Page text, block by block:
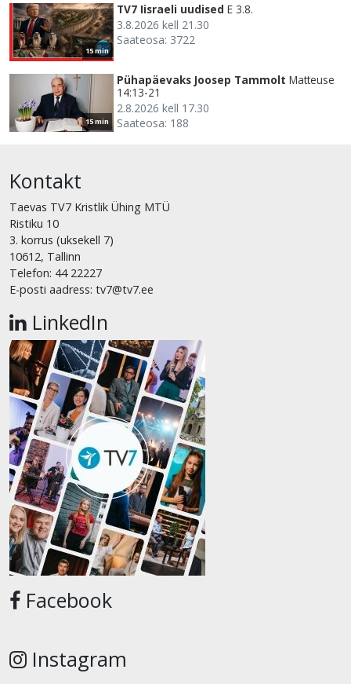
15 min
TV7 Iisraeli uudised E 3.8.
3.8.2026 kell 21.30
Saateosa: 3722
15 min
Pühapäevaks Joosep Tammolt Matteuse
14:13-21
2.8.2026 kell 17.30
Saateosa: 188
Kontakt
Taevas TV7 Kristlik Ühing MTÜ
Ristiku 10
3. korrus (uksekell 7)
10612, Tallinn
Telefon: 44 22227
E-posti aadress: tv7@tv7.ee
LinkedIn
Facebook
Instagram